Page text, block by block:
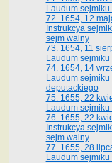
Laudum
72. 1654, 12
Instrukcya
sejm walny
73. 1654, 11
Laudum
74. 1654, 14
Laudum
deputackiego
75. 1655, 22
Laudum
76. 1655, 22
Instrukcya
sejm walny
77. 1655, 28
Laudum